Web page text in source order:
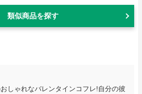
類似商品を探す
しゃれなバレンタインコフレ!自分の彼